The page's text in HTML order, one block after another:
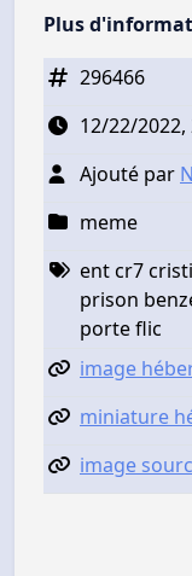
Plus
296466
12/22/2022,
Ajouté par
meme
ent cr7
prison
porte flic
image
miniature
image